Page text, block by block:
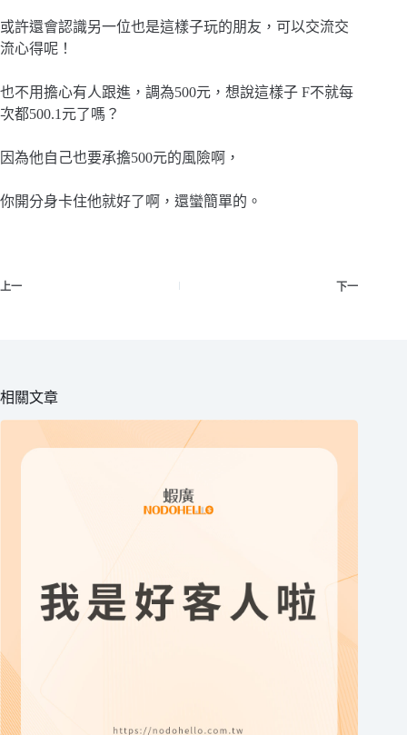
或許還會認識另一位也是這樣子玩的朋友，可以交流交
流心得呢！
也不用擔心有人跟進，調為500元，想說這樣子 F不就每
次都500.1元了嗎？
因為他自己也要承擔500元的風險啊，
你開分身卡住他就好了啊，還蠻簡單的。
上一 下一
相關文章